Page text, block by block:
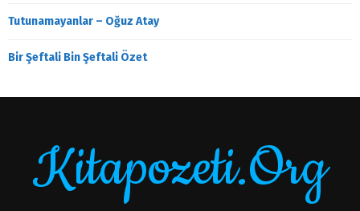
Tutunamayanlar – Oğuz Atay
Bir Şeftali Bin Şeftali Özet
Kitapozeti.Org